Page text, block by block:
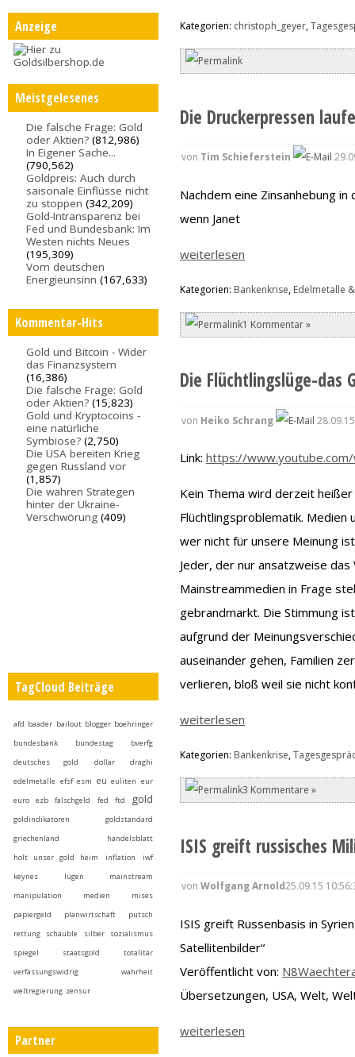
Anzeige
Meistgelesenes
Die falsche Frage: Gold
oder Aktien? (812,986)
In Eigener Sache...
(790,562)
Goldpreis: Auch durch
saisonale Einflüsse nicht
zu stoppen (342,209)
Gold-Intransparenz bei
Fed und Bundesbank: Im
Westen nichts Neues
(195,309)
Vom deutschen
Energieunsinn (167,633)
Kommentar-Hits
Gold und Bitcoin - Wider
das Finanzsystem
(16,386)
Die falsche Frage: Gold
oder Aktien? (15,823)
Gold und Kryptocoins -
eine natürliche
Symbiose? (2,750)
Die USA bereiten Krieg
gegen Russland vor
(1,857)
Die wahren Strategen
hinter der Ukraine-
Verschwörung (409)
TagCloud Beiträge
afd baader bailout blogger boehringer
bundesbank
bundestag
bverfg
deutsches gold
dollar
draghi
edelmetalle efsf esm eu euliten eur
euro
ezb falschgeld fed ftd gold
goldindikatoren
goldstandard
griechenland
handelsblatt
holt unser gold heim
inflation
iwf
keynes
lügen
mainstream
manipulation
medien
mises
papiergeld
planwirtschaft
putsch
rettung
schäuble silber
sozialismus
spiegel
staatsgold
totalitär
verfassungswidrig
wahrheit
weltregierung zensur
Partner
Kategorien: christoph_geyer,
Die Druckerpressen
von Tim Schieferstein
Nachdem eine Zinsanhebung
wenn Janet
weiterlesen
Kategorien: Bankenkrise, Edelmetalle
1 Kommentar »
Die Flüchtlingslüge-das
von Heiko Schrang
Link:https://www.youtube.com/
Kein Thema wird derzeit
Flüchtlingsproblematik. Medien
wer nicht für unsere Meinung
Jeder, der nur ansatzweise
Mainstreammedien in Frage
gebrandmarkt. Die Stimmung
aufgrund der
auseinander gehen, Familien
verlieren, bloß weil sie nicht
weiterlesen
Kategorien: Bankenkrise,
3 Kommentare »
ISIS greift russisches
von Wolfgang Arnold25.09.15
ISIS greift Russenbasis in
Satellitenbilder“
Veröffentlicht von:
Übersetzungen, USA, Welt,
weiterlesen